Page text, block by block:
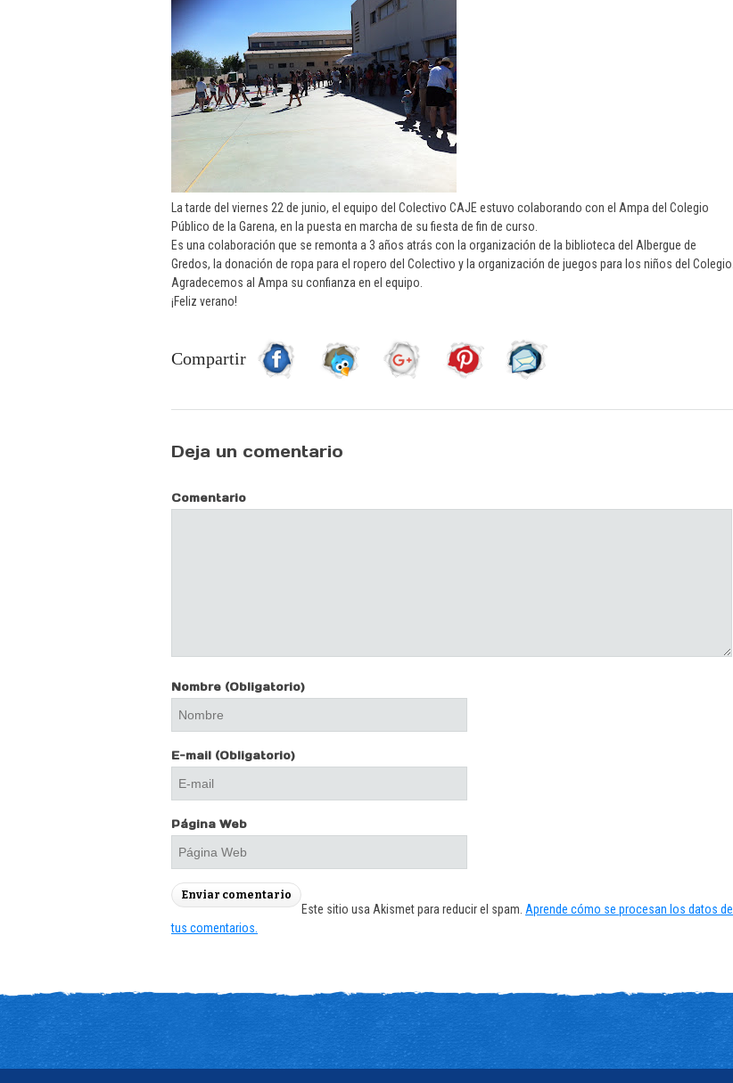
La tarde del viernes 22 de junio, el equipo del Colectivo CAJE estuvo colaborando con el Ampa del Colegio
Público de la Garena, en la puesta en marcha de su fiesta de fin de curso.
Es una colaboración que se remonta a 3 años atrás con la organización de la biblioteca del Albergue de
Gredos, la donación de ropa para el ropero del Colectivo y la organización de juegos para los niños del Colegio.
Agradecemos al Ampa su confianza en el equipo.
¡Feliz verano!
Compartir
Deja un comentario
Comentario
Nombre (Obligatorio)
E-mail (Obligatorio)
Página Web
Este sitio usa Akismet para reducir el spam. Aprende cómo se procesan los datos de
tus comentarios.